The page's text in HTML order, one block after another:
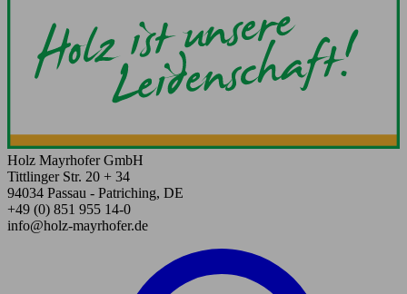
Holz Mayrhofer GmbH
Tittlinger Str. 20 + 34
94034 Passau - Patriching, DE
+49 (0) 851 955 14-0
info@holz-mayrhofer.de